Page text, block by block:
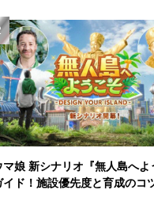
マ娘 新シナリオ『無人島へよ
イド！施設優先度と育成のコ